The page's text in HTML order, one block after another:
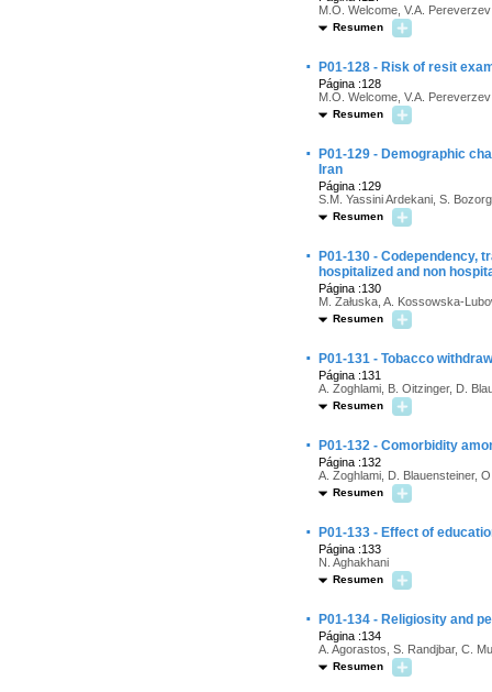
M.O. Welcome, V.A. Pereverzev
Resumen
· P01-128 - Risk of resit
Página :128
M.O. Welcome, V.A. Pereverzev
Resumen
·
P01-129 - Demographic
Iran
Página :129
S.M. Yassini Ardekani, S.
Resumen
·
P01-130 - Codependency,
hospitalized and non
Página :130
M. Załuska, A. Kossowska-
Resumen
· P01-131 - Tobacco
Página :131
A. Zoghlami, B. Oitzinger, D.
Resumen
· P01-132 - Comorbidity
Página :132
A. Zoghlami, D. Blauensteiner,
Resumen
· P01-133 - Effect of
Página :133
N. Aghakhani
Resumen
· P01-134 - Religiosity and
Página :134
A. Agorastos, S. Randjbar, C.
Resumen